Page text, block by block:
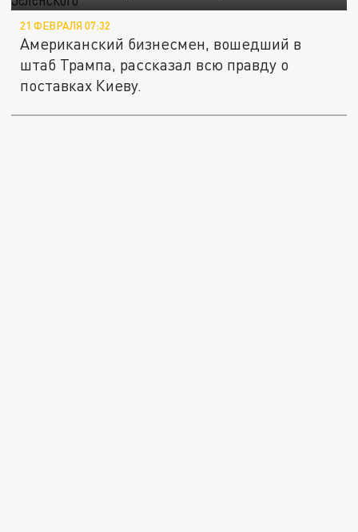
21 ФЕВРАЛЯ 07:32
Американский бизнесмен, вошедший в
штаб Трампа, рассказал всю правду о
поставках Киеву.